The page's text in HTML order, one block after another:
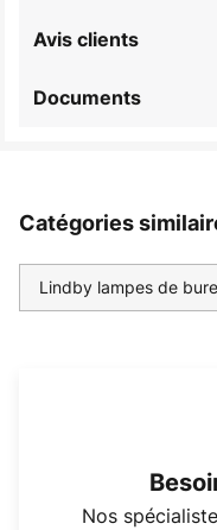
Avis clients
Documents
Catégories
Lindby lampes de
Nos